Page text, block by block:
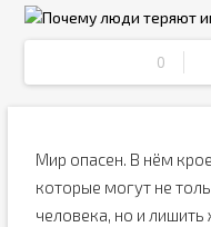
0
Мир опасен. В нём
которые могут не
человека, но и лишить